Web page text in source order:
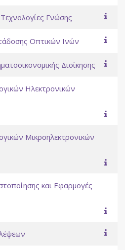
Γνώσης
Οπτικών Ινών
Διοίκησης
Ηλεκτρονικών
Μικροηλεκτρονικών
και Εφαρμογές